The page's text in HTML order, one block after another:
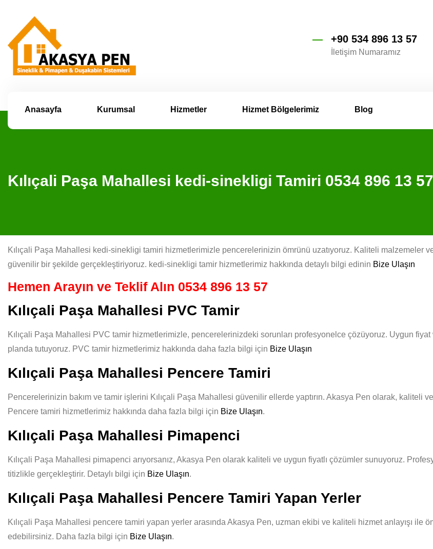
+90 534 896 13 57
İletişim Numaramız
Anasayfa Kurumsal Hizmetler Hizmet Bölgelerimiz Blog
Kılıçali Paşa Mahallesi kedi-sinekligi Tamiri 0534 896 13
Kılıçali Paşa Mahallesi kedi-sinekligi tamiri hizmetlerimizle pencerelerinizin ömrünü uzatıyoruz. Kaliteli malzemeler
güvenilir bir şekilde gerçekleştiriyoruz. kedi-sinekligi tamir hizmetlerimiz hakkında detaylı bilgi edinin Bize Ulaşın
Hemen Arayın ve Teklif Alın 0534 896 13 57
Kılıçali Paşa Mahallesi PVC Tamir
Kılıçali Paşa Mahallesi PVC tamir hizmetlerimizle, pencerelerinizdeki sorunları profesyonelce çözüyoruz. Uygun
planda tutuyoruz. PVC tamir hizmetlerimiz hakkında daha fazla bilgi için Bize Ulaşın
Kılıçali Paşa Mahallesi Pencere Tamiri
Pencerelerinizin bakım ve tamir işlerini Kılıçali Paşa Mahallesi güvenilir ellerde yaptırın. Akasya Pen olarak, kaliteli
Pencere tamiri hizmetlerimiz hakkında daha fazla bilgi için Bize Ulaşın.
Kılıçali Paşa Mahallesi Pimapenci
Kılıçali Paşa Mahallesi pimapenci arıyorsanız, Akasya Pen olarak kaliteli ve uygun fiyatlı çözümler sunuyoruz.
titizlikle gerçekleştirir. Detaylı bilgi için Bize Ulaşın.
Kılıçali Paşa Mahallesi Pencere Tamiri Yapan Yerler
Kılıçali Paşa Mahallesi pencere tamiri yapan yerler arasında Akasya Pen, uzman ekibi ve kaliteli hizmet anlayışı ile
edebilirsiniz. Daha fazla bilgi için Bize Ulaşın.